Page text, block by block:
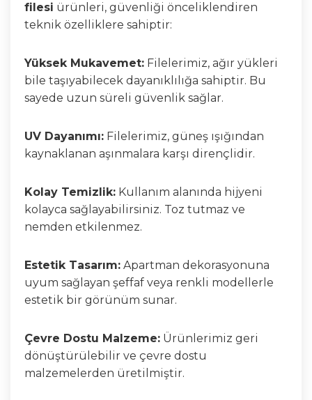
filesi ürünleri, güvenliği önceliklendiren
teknik özelliklere sahiptir:
Yüksek Mukavemet: Filelerimiz, ağır yükleri
bile taşıyabilecek dayanıklılığa sahiptir. Bu
sayede uzun süreli güvenlik sağlar.
UV Dayanımı: Filelerimiz, güneş ışığından
kaynaklanan aşınmalara karşı dirençlidir.
Kolay Temizlik: Kullanım alanında hijyeni
kolayca sağlayabilirsiniz. Toz tutmaz ve
nemden etkilenmez.
Estetik Tasarım: Apartman dekorasyonuna
uyum sağlayan şeffaf veya renkli modellerle
estetik bir görünüm sunar.
Çevre Dostu Malzeme: Ürünlerimiz geri
dönüştürülebilir ve çevre dostu
malzemelerden üretilmiştir.